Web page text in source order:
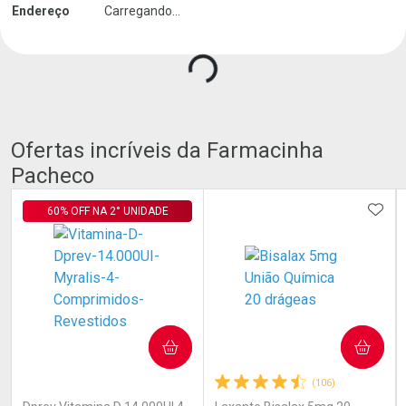
Endereço Carregando...
Ofertas incríveis da Farmacinha
Pacheco
60% OFF NA 2° UNIDADE
COMPRAR
(106)
COMPRAR